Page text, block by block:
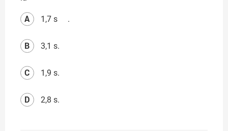
1,7 s .
A
3,1 s.
B
1,9 s.
C
2,8 s.
D